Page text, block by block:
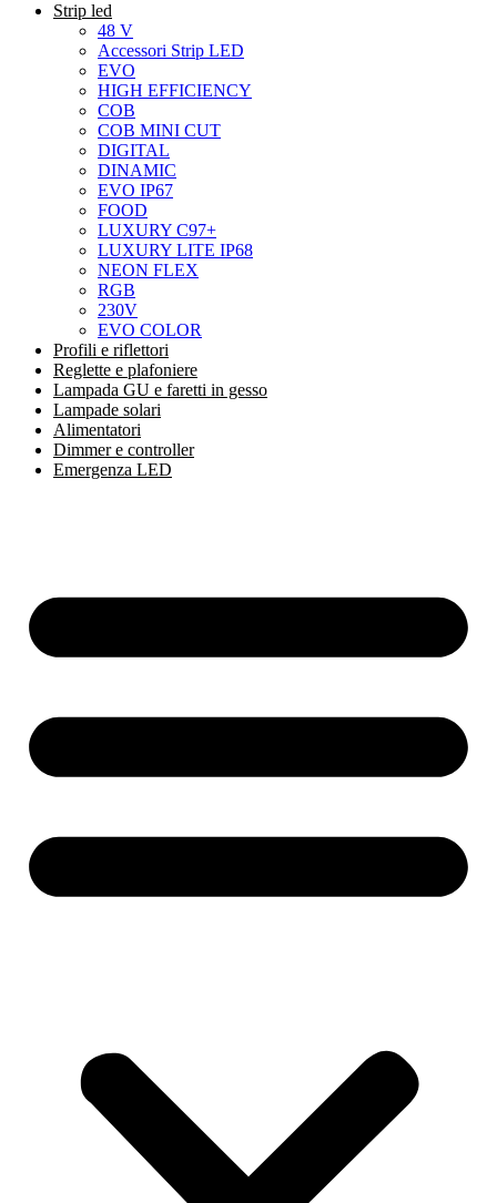
Strip led
48 V
Accessori Strip LED
EVO
HIGH EFFICIENCY
COB
COB MINI CUT
DIGITAL
DINAMIC
EVO IP67
FOOD
LUXURY C97+
LUXURY LITE IP68
NEON FLEX
RGB
230V
EVO COLOR
Profili e riflettori
Reglette e plafoniere
Lampada GU e faretti in gesso
Lampade solari
Alimentatori
Dimmer e controller
Emergenza LED